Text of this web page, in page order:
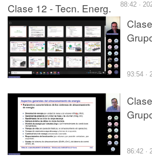
Clase 12 - Tecn. Energ.
Grupo B 2024-2025
88:42 ·
93:54 ·
86:42 ·